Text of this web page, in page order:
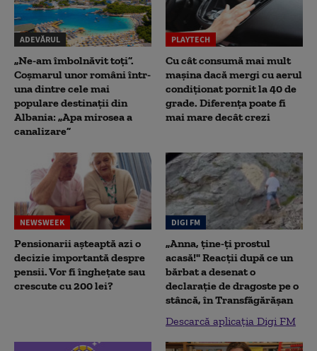
ADEVĂRUL
„Ne-am îmbolnăvit toți”.
Coșmarul unor români într-
una dintre cele mai
populare destinații din
Albania: „Apa mirosea a
canalizare”
PLAYTECH
Cu cât consumă mai mult
mașina dacă mergi cu aerul
condiționat pornit la 40 de
grade. Diferența poate fi
mai mare decât crezi
NEWSWEEK
Pensionarii așteaptă azi o
decizie importantă despre
pensii. Vor fi înghețate sau
crescute cu 200 lei?
DIGI FM
„Anna, ţine-ţi prostul
acasă!" Reacţii după ce un
bărbat a desenat o
declaraţie de dragoste pe o
stâncă, în Transfăgărăşan
Descarcă aplicația Digi FM